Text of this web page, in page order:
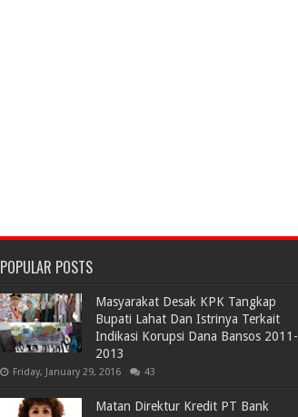
POPULAR POSTS
Masyarakat Desak KPK Tangkap
Bupati Lahat Dan Istrinya Terkait
Indikasi Korupsi Dana Bansos 2011-
2013
Friday, January 29, 2016 43
Matan Direktur Kredit PT Bank